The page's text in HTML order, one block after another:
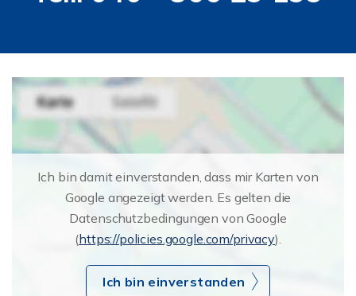
Ich bin damit einverstanden, dass mir Karten von
Google angezeigt werden. Es gelten die
Datenschutzbedingungen von Google
(https://policies.google.com/privacy).
Ich bin einverstanden